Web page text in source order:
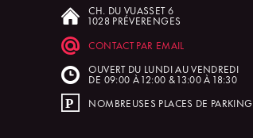
CH. DU VUASSET 6
1028 PRÉVERENGES
CONTACT PAR EMAIL
OUVERT DU LUNDI AU VENDREDI
DE 09:00 À 12:00 & 13:00 À 18:30
NOMBREUSES PLACES DE PARKING